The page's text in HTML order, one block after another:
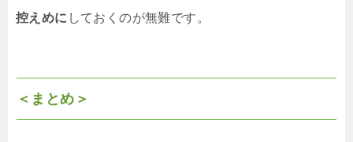
控えめに しておくのが無難です。
＜まとめ＞